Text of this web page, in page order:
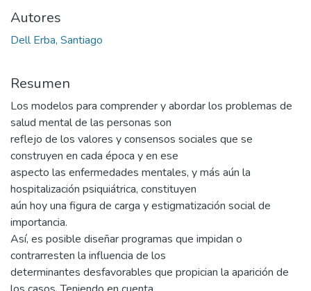
Autores
Dell Erba, Santiago
Resumen
Los modelos para comprender y abordar los problemas de
salud mental de las personas son
reflejo de los valores y consensos sociales que se
construyen en cada época y en ese
aspecto las enfermedades mentales, y más aún la
hospitalización psiquiátrica, constituyen
aún hoy una figura de carga y estigmatización social de
importancia.
Así, es posible diseñar programas que impidan o
contrarresten la influencia de los
determinantes desfavorables que propician la aparición de